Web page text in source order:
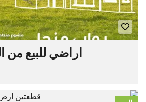
اراضي للبيع من